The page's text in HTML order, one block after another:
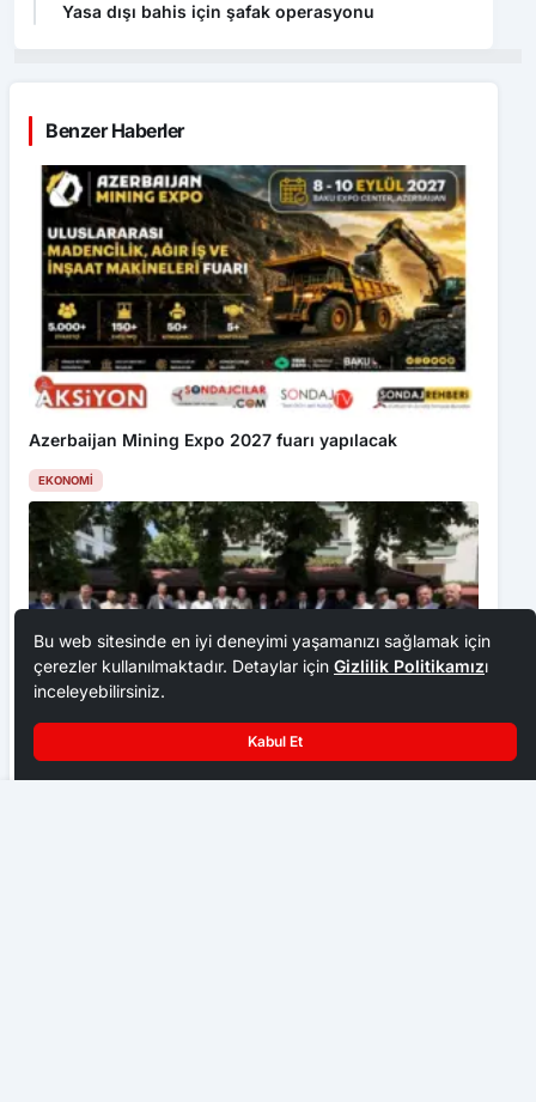
Yasa dışı bahis için şafak operasyonu
Benzer Haberler
Azerbaijan Mining Expo 2027 fuarı yapılacak
EKONOMI
Ankara Ziraat Odaları; hububat alım fiyatları çiftçimizi
Bu web sitesinde en iyi deneyimi yaşamanızı sağlamak için
çerezler kullanılmaktadır. Detaylar için Gizlilik Politikamızı
inceleyebilirsiniz.
Kabul Et